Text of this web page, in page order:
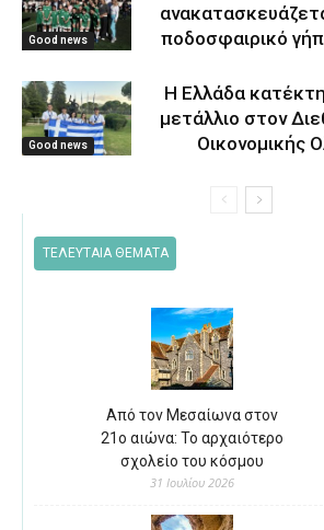
Good news
ποδοσφαιρικό
Good news
Η Ελλάδα
μετάλλιο στον
Οικονομικής
ΤΕΛΕΥΤΑΙΑ ΘΕΜΑΤΑ
Από τον Μεσαίωνα στον
21ο αιώνα: Το αρχαιότερο
σχολείο του κόσμου
31 Ιουλίου 2026